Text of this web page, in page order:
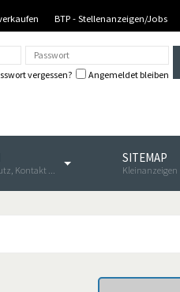
BTP - Stellenanzeigen/Jobs
vergessen? Angemeldet bleiben
Kontakt ...
SITEMAP
Kleinanzeigen